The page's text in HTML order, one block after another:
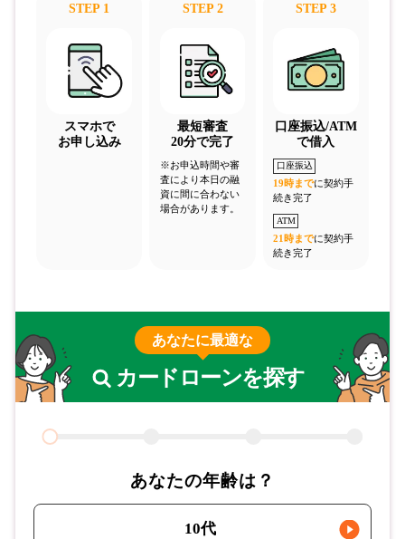
STEP 1
スマホで
お申し込み
STEP 2
最短審査
20分で完了
※お申込時間や審
査により本日の融
資に間に合わない
場合があります。
STEP 3
口座振込/ATM
で借入
口座振込
19時までに契約手
続き完了
ATM
21時までに契約手
続き完了
あなたに最適な
カードローンを探す
あなたの年齢は？
10代